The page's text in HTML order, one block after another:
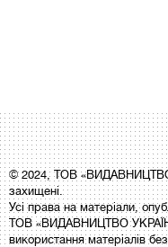
© 2024, ТОВ
захищені.
Усі права на матеріали,
ТОВ «ВИДАВНИЦТВО
використання матеріалів